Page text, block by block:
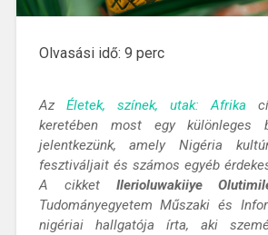
Olvasási idő: 9 perc
Az Életek, színek, utak: Afrika
keretében most egy különleges
jelentkezünk, amely Nigéria
fesztiváljait és számos egyéb
A cikket Ilerioluwakiiye
Tudományegyetem Műszaki és
nigériai hallgatója írta, aki